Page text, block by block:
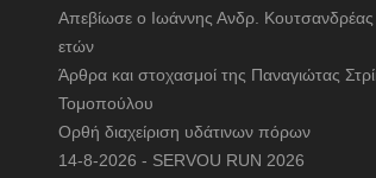
Απεβίωσε ο Ιωάννης Ανδρ.
ετών
Άρθρα και στοχασμοί της Παναγιώτας
Τομοπούλου
Ορθή διαχείριση υδάτινων πόρων
14-8-2026 - SERVOU RUN 2026